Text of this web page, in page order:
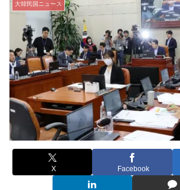
大韓民国ニュース
X Facebook